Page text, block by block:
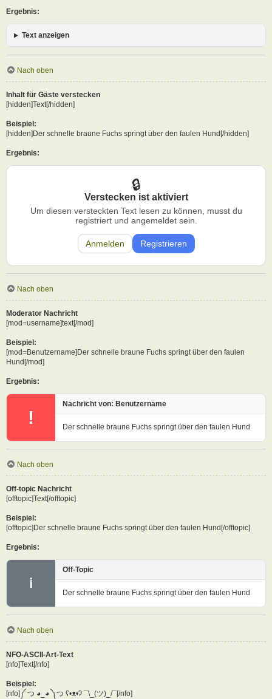
Ergebnis:
Text anzeigen
Nach oben
Inhalt für Gäste verstecken
[hidden]Text[/hidden]
Beispiel:
[hidden]Der schnelle braune Fuchs springt über den faulen Hund[/hidden]
Ergebnis:
Verstecken ist aktiviert
Um diesen versteckten Text lesen zu können, musst du
registriert und angemeldet sein.
Anmelden Registrieren
Nach oben
Moderator Nachricht
[mod=username]text[/mod]
Beispiel:
[mod=Benutzername]Der schnelle braune Fuchs springt über den faulen
Hund[/mod]
Ergebnis:
!
Nachricht von: Benutzername
Der schnelle braune Fuchs springt über den faulen Hund
Nach oben
Off-topic Nachricht
[offtopic]Text[/offtopic]
Beispiel:
[offtopic]Der schnelle braune Fuchs springt über den faulen Hund[/offtopic]
Ergebnis:
ℹ
Off-Topic
Der schnelle braune Fuchs springt über den faulen Hund
Nach oben
NFO-ASCII-Art-Text
[nfo]Text[/nfo]
Beispiel:
[nfo]༼ つ ◕_◕ ༽つ ʕ•ᴥ•ʔ ¯\_(ツ)_/¯[/nfo]